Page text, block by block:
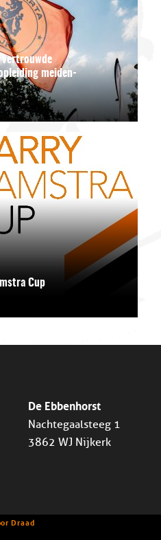
vertrouwde
meiden-
Cup
De Ebbenhorst
Nachtegaalsteeg 1
3862 WJ Nijkerk
Draad